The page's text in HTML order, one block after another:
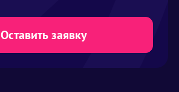
Оставить заявку